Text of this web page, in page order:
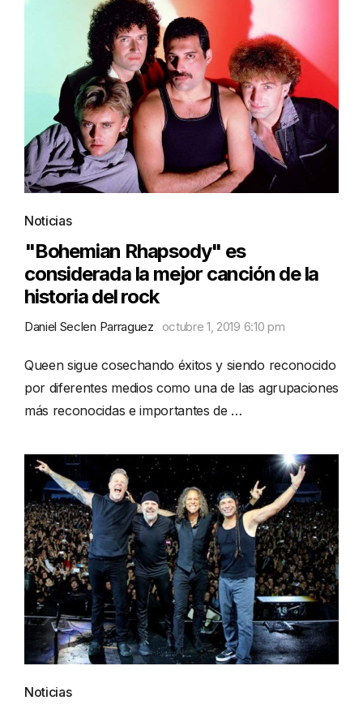
Noticias
"Bohemian Rhapsody" es
considerada la mejor canción de la
historia del rock
Daniel Seclen Parraguez octubre 1, 2019 6:10 pm
Queen sigue cosechando éxitos y siendo reconocido
por diferentes medios como una de las agrupaciones
más reconocidas e importantes de …
Noticias